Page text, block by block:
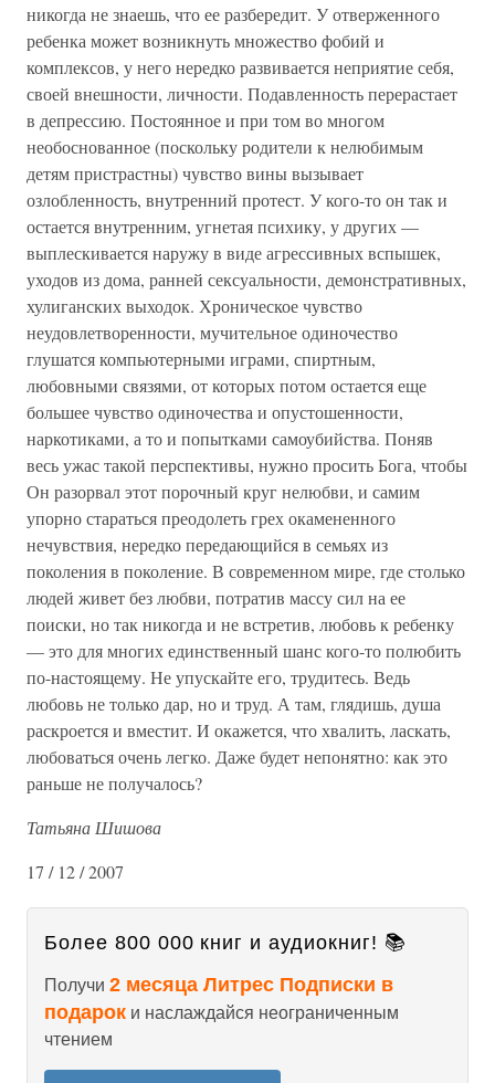
никогда не знаешь, что ее разбередит. У отверженного
ребенка может возникнуть множество фобий и
комплексов, у него нередко развивается неприятие себя,
своей внешности, личности. Подавленность перерастает
в депрессию. Постоянное и при том во многом
необоснованное (поскольку родители к нелюбимым
детям пристрастны) чувство вины вызывает
озлобленность, внутренний протест. У кого-то он так и
остается внутренним, угнетая психику, у других —
выплескивается наружу в виде агрессивных вспышек,
уходов из дома, ранней сексуальности, демонстративных,
хулиганских выходок. Хроническое чувство
неудовлетворенности, мучительное одиночество
глушатся компьютерными играми, спиртным,
любовными связями, от которых потом остается еще
большее чувство одиночества и опустошенности,
наркотиками, а то и попытками самоубийства. Поняв
весь ужас такой перспективы, нужно просить Бога, чтобы
Он разорвал этот порочный круг нелюбви, и самим
упорно стараться преодолеть грех окамененного
нечувствия, нередко передающийся в семьях из
поколения в поколение. В современном мире, где столько
людей живет без любви, потратив массу сил на ее
поиски, но так никогда и не встретив, любовь к ребенку
— это для многих единственный шанс кого-то полюбить
по-настоящему. Не упускайте его, трудитесь. Ведь
любовь не только дар, но и труд. А там, глядишь, душа
раскроется и вместит. И окажется, что хвалить, ласкать,
любоваться очень легко. Даже будет непонятно: как это
раньше не получалось?
Татьяна Шишова
17 / 12 / 2007
Более 800 000 книг и аудиокниг! 📚
Получи 2 месяца Литрес Подписки в
подарок и наслаждайся неограниченным
чтением